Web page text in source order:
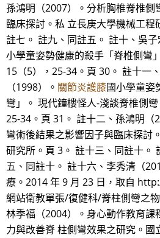
孫鴻明（2007）。分析胸椎脊椎側
臨床探討。私 立長庚大學機械工程
註七。 註九、同註五。 註十、吳
小學童姿勢健康的殺手「脊椎側彎
15（5），25-34。頁 30。 註十一
（1998）。 關節炎護膝國小學童姿
彎」。 現代鐘樓怪人-淺談脊椎側
25-34。頁 31。 註十二、孫鴻明（
彎術後結果之影響因子與臨床探討
研究所。頁 3。 註十三、同註十。
五、同註十。 註十六、李秀清（
療。2014 年 9 月 23 日，取自
網站衛教單張/復健科/脊柱側彎之
林季福（2004）。身心動作教育課
力與改善脊 柱側彎效果之研究。國